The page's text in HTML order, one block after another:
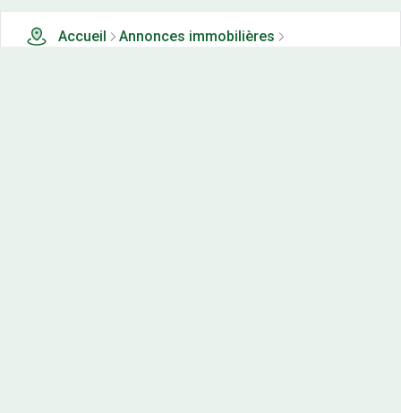
Accueil
Annonces immobilières